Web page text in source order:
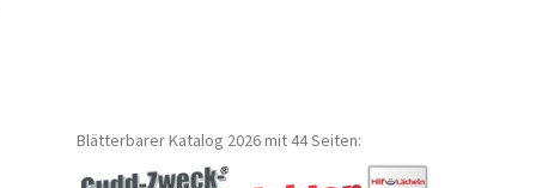
Blätterbarer Katalog 2026 mit 44 Seiten: